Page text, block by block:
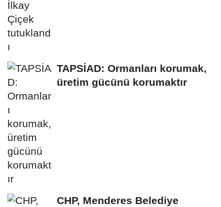
TAPSİAD: Ormanları korumak,
üretim gücünü korumaktır
CHP, Menderes Belediye